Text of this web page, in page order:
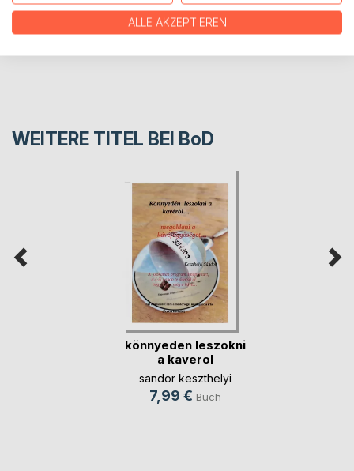
REZENSIONEN
WEITERE TITEL BEI BoD
könnyeden leszokni
a kaverol
sandor keszthelyi
7,99 € Buch
ALLE AKZEPTIEREN